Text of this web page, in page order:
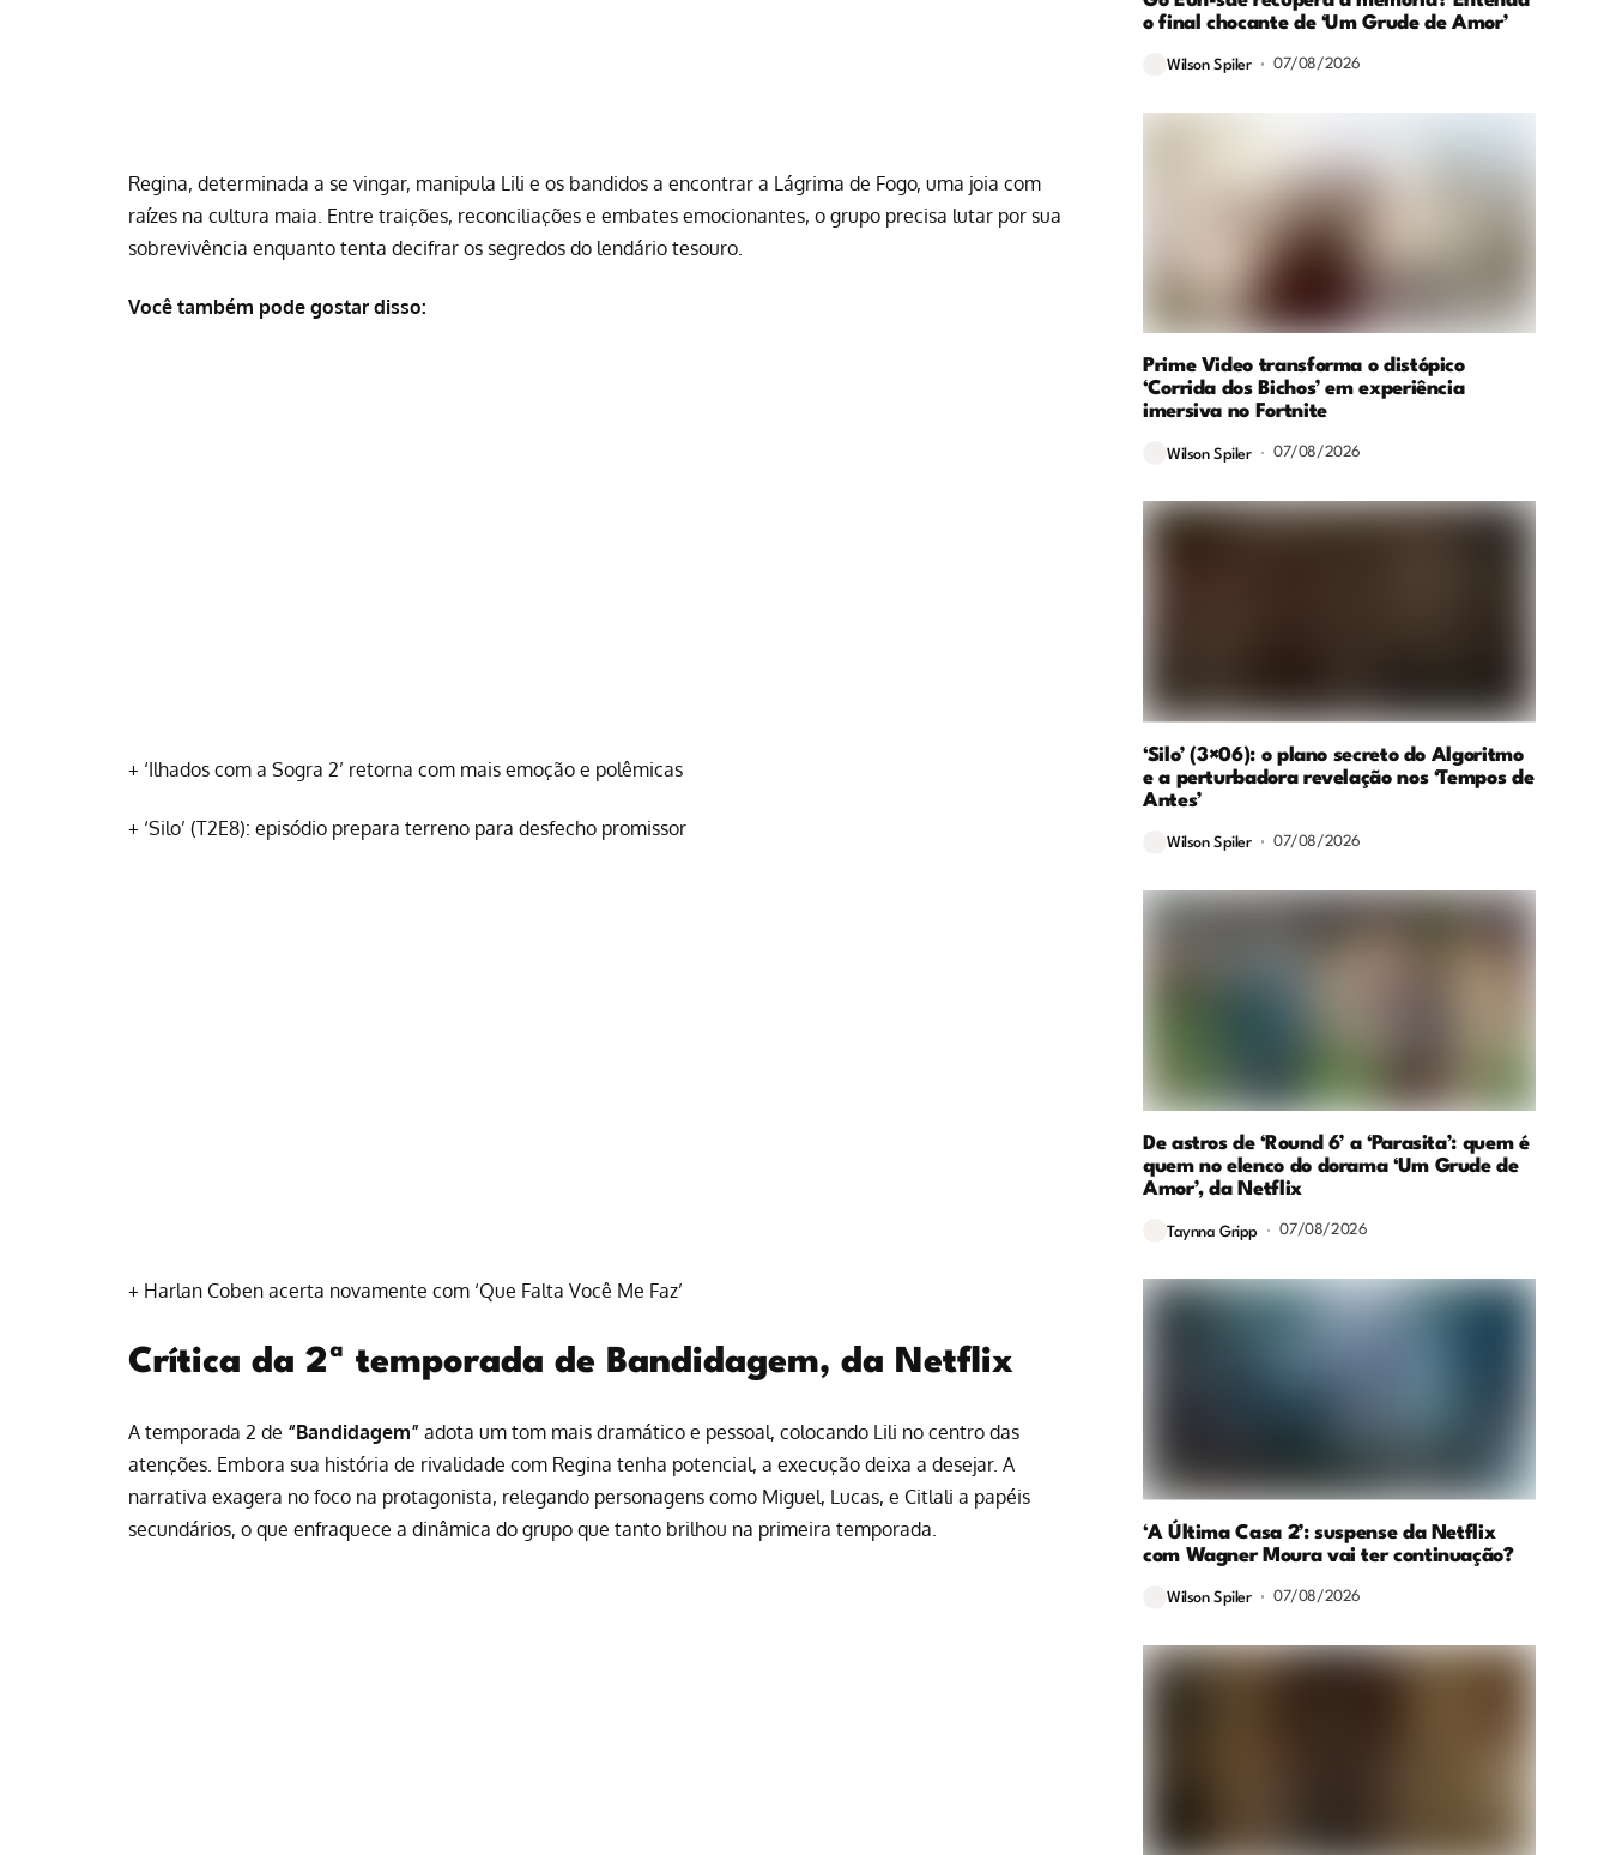
Regina, determinada a se vingar, manipula Lili e os bandidos a encontrar a Lágrima de Fogo, uma joia com
raízes na cultura maia. Entre traições, reconciliações e embates emocionantes, o grupo precisa lutar por sua
sobrevivência enquanto tenta decifrar os segredos do lendário tesouro.
Você também pode gostar disso:
+ ‘Ilhados com a Sogra 2’ retorna com mais emoção e polêmicas
+ ‘Silo’ (T2E8): episódio prepara terreno para desfecho promissor
+ Harlan Coben acerta novamente com ‘Que Falta Você Me Faz’
Crítica da 2ª temporada de Bandidagem, da Netflix
A temporada 2 de “Bandidagem” adota um tom mais dramático e pessoal, colocando Lili no centro das
atenções. Embora sua história de rivalidade com Regina tenha potencial, a execução deixa a desejar. A
narrativa exagera no foco na protagonista, relegando personagens como Miguel, Lucas, e Citlali a papéis
secundários, o que enfraquece a dinâmica do grupo que tanto brilhou na primeira temporada.
o final chocante de ‘Um Grude de Amor’
Wilson Spiler 07/08/2026
Prime Video transforma o distópico
‘Corrida dos Bichos’ em experiência
imersiva no Fortnite
Wilson Spiler 07/08/2026
‘Silo’ (3×06): o plano secreto do Algoritmo
e a perturbadora revelação nos ‘Tempos de
Antes’
Wilson Spiler 07/08/2026
De astros de ‘Round 6’ a ‘Parasita’: quem é
quem no elenco do dorama ‘Um Grude de
Amor’, da Netflix
Taynna Gripp 07/08/2026
‘A Última Casa 2’: suspense da Netflix
com Wagner Moura vai ter continuação?
Wilson Spiler 07/08/2026